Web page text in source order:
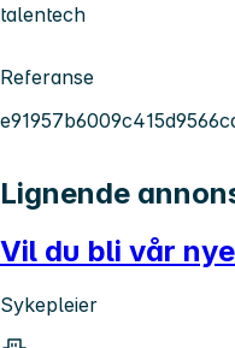
talentech
Referanse
Lignende
Vil du bli vår
Sykepleier